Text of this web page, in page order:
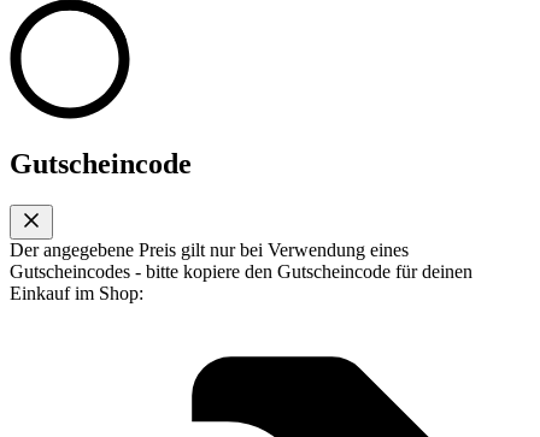
Gutscheincode
Der angegebene Preis gilt nur bei Verwendung eines
Gutscheincodes - bitte kopiere den Gutscheincode für deinen
Einkauf im Shop: